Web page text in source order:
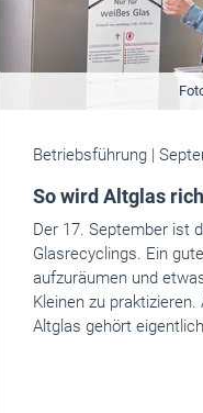
Betriebsführung |
So wird Altglas
Der 17. September ist
Glasrecyclings. Ein
aufzuräumen und
Kleinen zu
Altglas gehört